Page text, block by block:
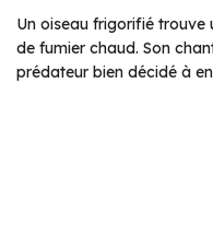
Un oiseau frigorifié
de fumier chaud. Son
prédateur bien décidé à